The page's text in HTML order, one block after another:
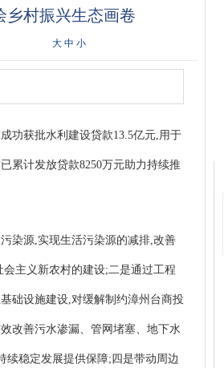
乡村振兴生态画卷
大 中 小
功获批水利建设贷款13.5亿元,用于
累计发放贷款8250万元助力持续推
染源,实现生活污染源的减排,改善
主义新农村的建设;二是通过工程
础设施建设,对缓解制约漳州台商投
改善污水渗漏、管网堵塞、地下水
续稳定发展提供保障;四是带动周边